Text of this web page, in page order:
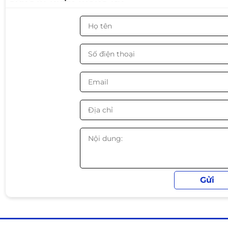
Kích thước: 323 × 140 × 48.5 mm
Trọng lượng: ~811 g
Thiết kế & tính năng
• Layout 75% nhỏ gọn giúp tiết kiệm diện tích bàn
hotswap 5 pindễ thay switch theo ý thích
• Keycap PBT doubleshot bền, chống mòn ký tự
• LED RGB nhiều hiệu ứng ánh sáng đẹp mắt
• Tích hợp màn hình TFT hiển thị và tùy chỉnh bằng phần
• Kết nối 3 chế độ tiện lợi: dây, Bluetooth và wireless
Phù hợp sử dụng
✔ Setup góc máy tính gọn gàng